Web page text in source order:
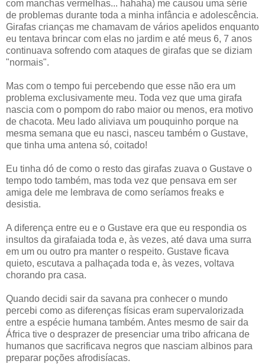
com manchas vermelhas... hahaha) me causou uma série
de problemas durante toda a minha infância e adolescência.
Girafas crianças me chamavam de vários apelidos enquanto
eu tentava brincar com elas no jardim e até meus 6, 7 anos
continuava sofrendo com ataques de girafas que se diziam
"normais".
Mas com o tempo fui percebendo que esse não era um
problema exclusivamente meu. Toda vez que uma girafa
nascia com o pompom do rabo maior ou menos, era motivo
de chacota. Meu lado aliviava um pouquinho porque na
mesma semana que eu nasci, nasceu também o Gustave,
que tinha uma antena só, coitado!
Eu tinha dó de como o resto das girafas zuava o Gustave o
tempo todo também, mas toda vez que pensava em ser
amiga dele me lembrava de como seríamos freaks e
desistia.
A diferença entre eu e o Gustave era que eu respondia os
insultos da girafaiada toda e, às vezes, até dava uma surra
em um ou outro pra manter o respeito. Gustave ficava
quieto, escutava a palhaçada toda e, às vezes, voltava
chorando pra casa.
Quando decidi sair da savana pra conhecer o mundo
percebi como as diferenças físicas eram supervalorizada
entre a espécie humana também. Antes mesmo de sair da
África tive o desprazer de presenciar uma tribo africana de
humanos que sacrificava negros que nasciam albinos para
preparar poções afrodisíacas.